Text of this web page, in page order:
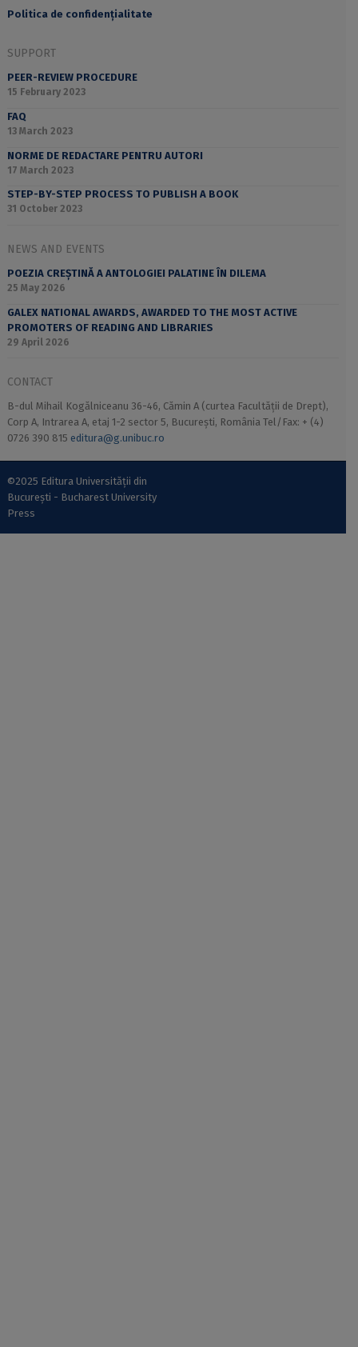
Politica de confidențialitate
SUPPORT
PEER-REVIEW PROCEDURE
15 February 2023
FAQ
13 March 2023
NORME DE REDACTARE PENTRU AUTORI
17 March 2023
STEP-BY-STEP PROCESS TO PUBLISH A BOOK
31 October 2023
NEWS AND EVENTS
POEZIA CREȘTINĂ A ANTOLOGIEI PALATINE ÎN DILEMA
25 May 2026
GALEX NATIONAL AWARDS, AWARDED TO THE MOST ACTIVE
PROMOTERS OF READING AND LIBRARIES
29 April 2026
CONTACT
B-dul Mihail Kogălniceanu 36-46, Cămin A (curtea Facultății de Drept),
Corp A, Intrarea A, etaj 1-2 sector 5, București, România Tel/Fax: + (4)
0726 390 815 editura@g.unibuc.ro
©2025 Editura Universității din
București - Bucharest University
Press